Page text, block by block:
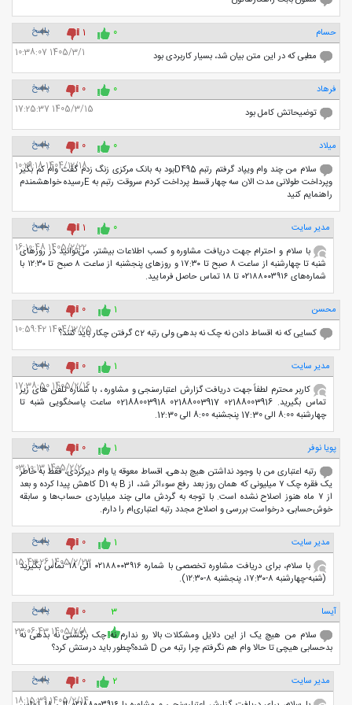
حسام پاسخ 0
1
1405/3/1 10:38:07 مطبی که در این متن بیان شد، بسیار کاربردی بود
فرهاد پاسخ 0
0
1405/3/15 17:25:37 توضیحاتش کامل بود
میلاد پاسخ 0
0
1404/12/18 10:29:18
سلام من چند وام ویپاد گرفتم رتبم D495بود به بانک مرکزی زنگ زدم گقت وام کم بگیر
وپرداخت طولانی مدت الان سه چهار قسط پرداخت کردم سروقت رتبم به Eرسیده خواهشمندم
راهنمایم کنید
مدیر سایت پاسخ 0
1
1405/2/22 16:10:48
با سلام و احترام جهت دریافت مشاوره و کسب اطلاعات بیشتر، می‌توانید در روزهای
شنبه تا چهارشنبه از ساعت ۸ صبح تا ۱۷:۳۰ و روزهای پنجشنبه از ساعت ۸ صبح تا ۱۲:۳۰ با
شماره‌های ۰۲۱۸۸۰۰۳۹۱۶ تا ۱۸ تماس حاصل فرمایید.
محسن پاسخ 1
0
1404/12/25 10:59:42 کسایی که نه اقساط دادن نه چک نه بدهی ولی رتبه c2 گرفتن چکار باید کنند؟
مدیر سایت پاسخ 1
0
1405/2/16 17:38:50
کاربر محترم لطفاً جهت دریافت گزارش اعتبارسنجی و مشاوره ، با شماره تلفن های زیر
تماس بگیرید. 02188003916 02188003917 02188003918 ساعت پاسخگویی شنبه تا
چهارشنبه 8:00 الی 17:30 پنجشنبه 8:00 الی 12:30.
پویا نوفر پاسخ 1
0
1405/2/2 03:10:13
رتبه اعتباری من با وجود نداشتن هیچ بدهی، اقساط معوقه یا وام دیرکردی، فقط به خاطر
یک فقره چک ۷ میلیونی که همان روز بعد رفع سوءاثر شد، از B به D1 کاهش پیدا کرده و بعد
از ۷ ماه هنوز اصلاح نشده است. با توجه به گردش مالی چند میلیاردی حساب‌ها و سابقه
خوش‌حسابی، درخواست بررسی و اصلاح مجدد رتبه اعتباری‌ام را دارم.
مدیر سایت پاسخ 1
0
1405/2/23 15:43:26با سلام، برای دریافت مشاوره تخصصی با شماره ۰۲۱۸۸۰۰۳۹۱۶ الی ۱۸ تماس بگیرید
(شنبه-چهارشنبه ۸-۱۷:۳۰، پنجشنبه ۸-۱۲:۳۰).
آیسا پاسخ 3
0
1405/2/8 23:06:43
سلام من هیچ یک از این دلایل ومشکلات بالا رو ندارم نه چک برگشتی نه بدهی نه
بدحسابی هیچی تا حالا وام هم نگرفتم چرا رتبه من D شده؟چطور باید درستش کرد؟
مدیر سایت پاسخ 2
0
1405/2/14 18:15:39